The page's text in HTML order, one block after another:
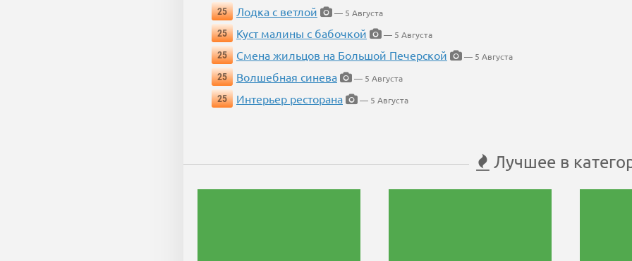
25
Лодка с ветлой
— 5 Августа
25
Куст малины с бабочкой
— 5 Августа
25
Смена жильцов на Большой Печерской
— 5 Августа
25
Волшебная синева
— 5 Августа
25
Интерьер ресторана — 5 Августа
Лучшее в